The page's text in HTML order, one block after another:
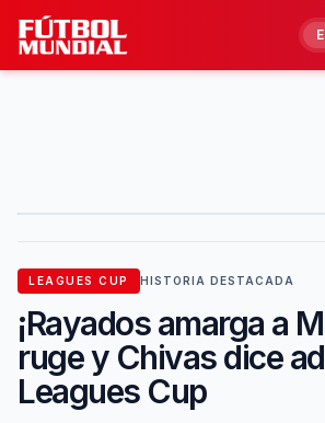
Skip to content
LEAGUES CUP HISTORIA DESTACADA
¡Rayados amarga a
ruge y Chivas dice
Leagues Cup